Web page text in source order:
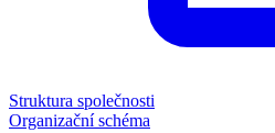
Struktura společnosti
Organizační schéma